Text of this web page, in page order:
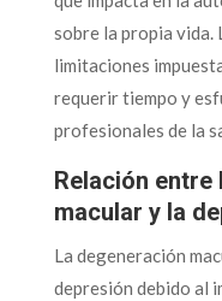
sobre la propia vida.
limitaciones
requerir tiempo y
profesionales de la
Relación entre
macular y la
La degeneración
depresión debido al